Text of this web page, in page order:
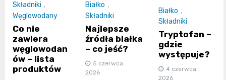
Składniki ,
Węglowodany
Co nie
zawiera
węglowodan
ów – lista
produktów
Białko ,
Składniki
Najlepsze
źródła białka
– co jeść?
5 czerwca
2026
Białko ,
Składniki
Tryptofan –
gdzie
występuje?
4 czerwca
2026